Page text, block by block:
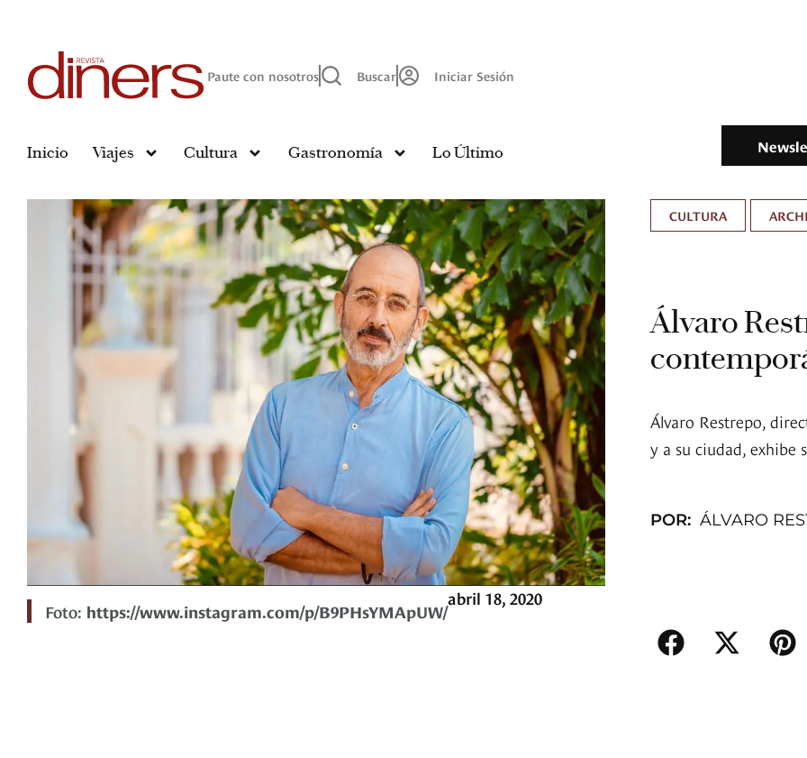
Paute con nosotros Buscar Iniciar Sesión
Inicio Viajes Cultura Gastronomía Lo Último
Foto: https://www.instagram.com/p/B9PHsYMApUW/
abril 18, 2020
CULTURA
Álvaro
Álvaro Restrepo,
y a su ciudad, exhibe
POR: ÁLVARO